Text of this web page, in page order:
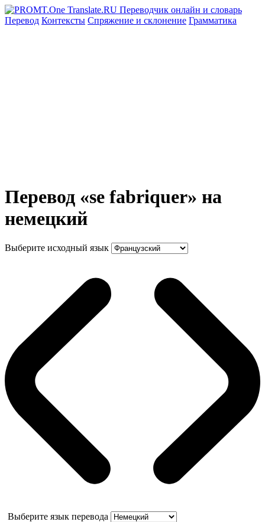
Перевод Контексты Спряжение и склонение Грамматика
Перевод «se fabriquer» на
немецкий
Выберите исходный язык
Выберите язык перевода